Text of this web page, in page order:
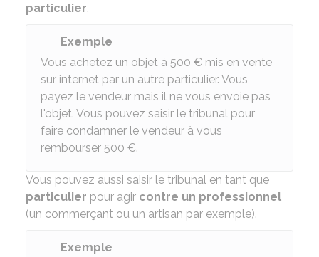
particulier.
Exemple
Vous achetez un objet à 500 € mis en vente
sur internet par un autre particulier. Vous
payez le vendeur mais il ne vous envoie pas
l'objet. Vous pouvez saisir le tribunal pour
faire condamner le vendeur à vous
rembourser 500 €.
Vous pouvez aussi saisir le tribunal en tant que
particulier pour agir contre un professionnel
(un commerçant ou un artisan par exemple).
Exemple